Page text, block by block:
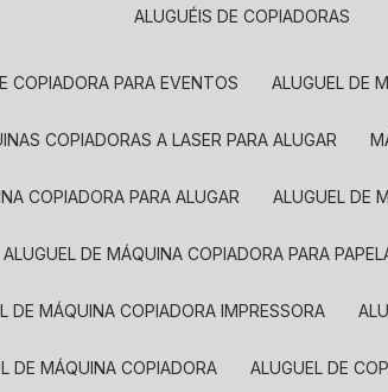
ALUGUÉIS DE COPIADORAS
COPIADORA PARA EVENTOS ALUGUEL DE
COPIADORAS A LASER PARA ALUGAR
COPIADORA PARA ALUGAR ALUGUEL DE
ALUGUEL DE MÁQUINA COPIADORA PARA
DE MÁQUINA COPIADORA IMPRESSORA
DE MÁQUINA COPIADORA ALUGUEL DE